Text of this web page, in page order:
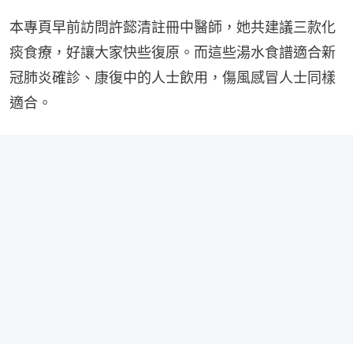
本專頁早前訪問許懿清註冊中醫師，她共建議三款化
痰食療，好讓大家快些復原。而這些湯水食譜適合新
冠肺炎確診、康復中的人士飲用，傷風感冒人士同樣
適合。